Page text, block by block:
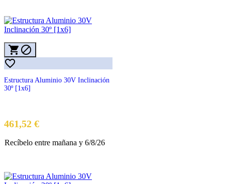
 

Estructura Aluminio 30V Inclinación
30º [1x6]
461,52 €Precio
Recíbelo entre mañana y 6/8/26